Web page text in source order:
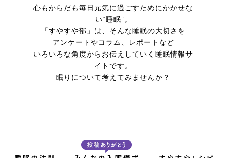
心もからだも毎日元気に過ごすためにかかせな
い“睡眠”。
「すやすや部」は、そんな睡眠の大切さを
アンケートやコラム、レポートなど
いろいろな角度からお伝えしていく睡眠情報サ
イトです。
眠りについて考えてみませんか？